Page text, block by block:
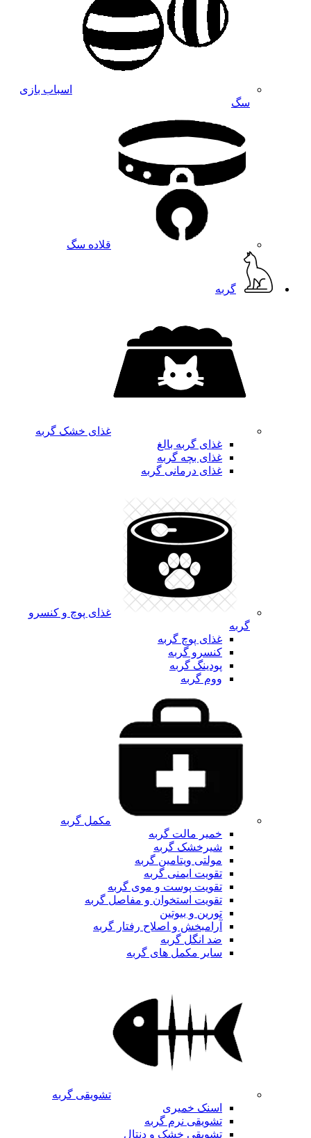
اسباب بازی
سگ
قلاده سگ
گربه
غذای خشک گربه
غذای گربه بالغ
غذای بچه گربه
غذای درمانی گربه
غذای پوچ و کنسرو
گربه
غذای پوچ گربه
کنسرو گربه
پودینگ گربه
ووم گربه
مکمل گربه
خمیر مالت گربه
شیرخشک گربه
مولتی ویتامین گربه
تقویت ایمنی گربه
تقویت پوست و موی گربه
تقویت استخوان و مفاصل گربه
تورین و بیوتین
آرامبخش و اصلاح رفتار گربه
ضد انگل گربه
سایر مکمل های گربه
تشویقی گربه
اسنک خمیری
تشویقی نرم گربه
تشویقی خشک و دنتال